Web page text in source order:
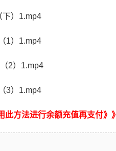
下）1.mp4
1）1.mp4
2）1.mp4
3）1.mp4
方法进行余额充值再支付》》